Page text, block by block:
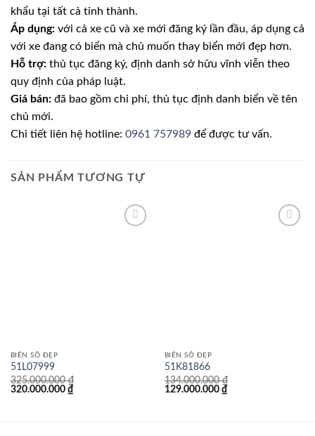
khẩu tại tất cả tỉnh thành.
Áp dụng: với cả xe cũ và xe mới đăng ký lần đầu, áp dụng cả
với xe đang có biển mà chủ muốn thay biển mới đẹp hơn.
Hỗ trợ: thủ tục đăng ký, định danh sở hữu vĩnh viễn theo
quy định của pháp luật.
Giá bán: đã bao gồm chi phí, thủ tục định danh biển về tên
chủ mới.
Chi tiết liên hệ hotline: 0961 757989 để được tư vấn.
SẢN PHẨM TƯƠNG TỰ
BIỂN SỐ ĐẸP
51L07999
325.000.000₫
Giá
320.000.000 ₫Giá
hiện
BIỂN SỐ ĐẸP
51K81866
134.000.000₫
Giá
129.000.000 ₫Giá
hiện